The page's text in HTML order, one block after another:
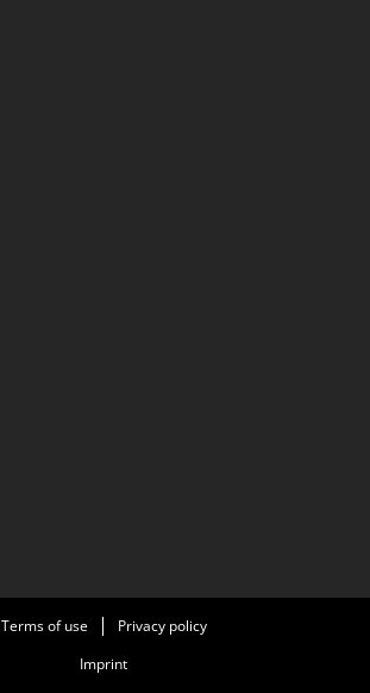
Terms of use
Privacy policy
Imprint